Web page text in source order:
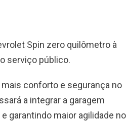
Spin zero quilômetro à
serviço público.
conforto e segurança no
a integrar a garagem
garantindo maior agilidade no